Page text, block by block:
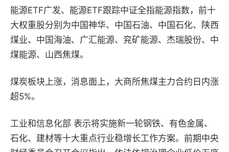
能源ETF广发、能源ETF跟踪中证全指能源指数，前十
大权重股分别为中国神华、中国石油、中国石化、陕西
煤业、中国海油、广汇能源、兖矿能源、杰瑞股份、中
煤能源、山西焦煤。
煤炭板块上涨，消息面上，大商所焦煤主力合约日内涨
超5%。
工业和信息化部 表示将实施新一轮钢铁、有色金属、
石化、建材等十大重点行业稳增长工作方案。前期中央